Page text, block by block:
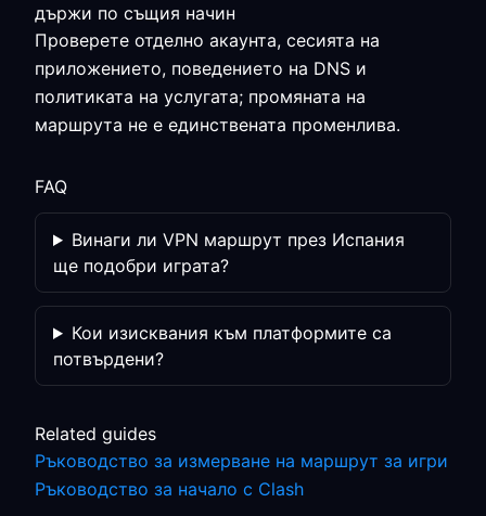
държи по същия начин
Проверете отделно акаунта, сесията на
приложението, поведението на DNS и
политиката на услугата; промяната на
маршрута не е единствената променлива.
FAQ
Винаги ли VPN маршрут през Испания
ще подобри играта?
Кои изисквания към платформите са
потвърдени?
Related guides
Ръководство за измерване на маршрут за игри
Ръководство за начало с Clash